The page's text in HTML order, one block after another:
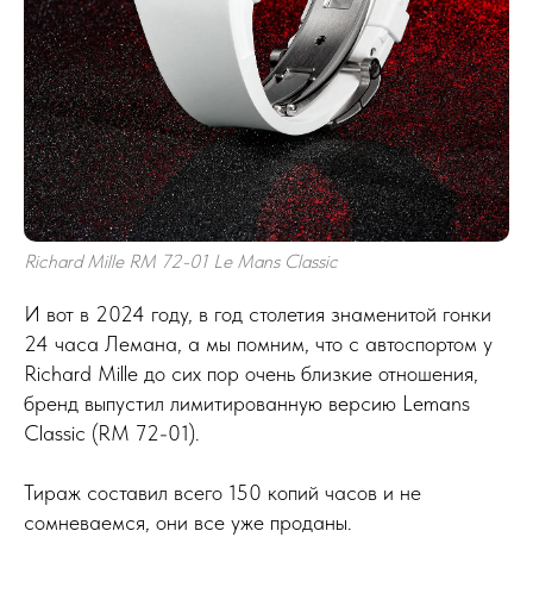
Richard Mille RM 72-01 Le Mans Classic
И вот в 2024 году, в год столетия знаменитой гонки
24 часа Лемана, а мы помним, что с автоспортом у
Richard Mille до сих пор очень близкие отношения,
бренд выпустил лимитированную версию Lemans
Classic (RM 72-01).
Тираж составил всего 150 копий часов и не
сомневаемся, они все уже проданы.